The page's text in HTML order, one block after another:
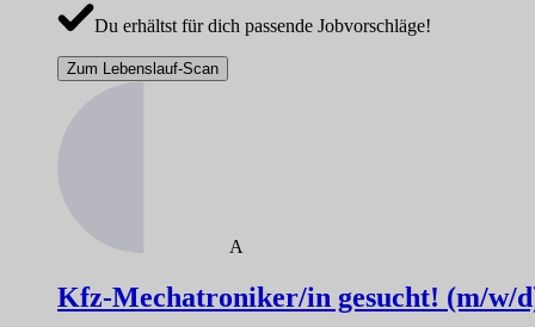
Du erhältst für dich passende Jobvorschläge!
Zum Lebenslauf-Scan
A
Kfz-Mechatroniker/in gesucht! (m/w/